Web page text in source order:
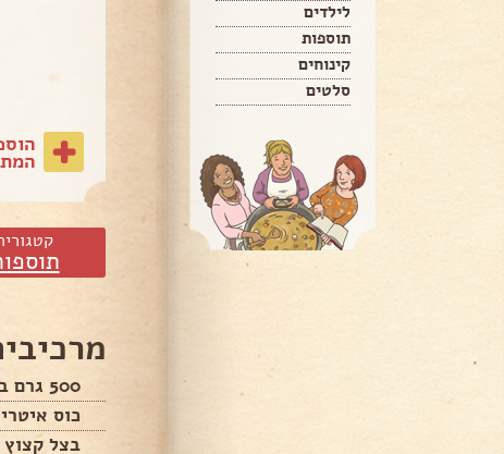
לילדים
תוספות
קינוחים
סלטים
500 גרם בורגול
כוס
בצל קצוץ